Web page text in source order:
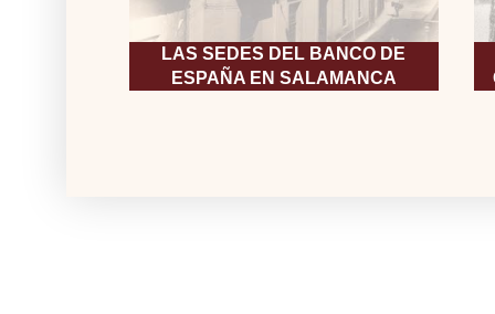
LAS SEDES DEL BANCO DE
ESPAÑA EN SALAMANCA